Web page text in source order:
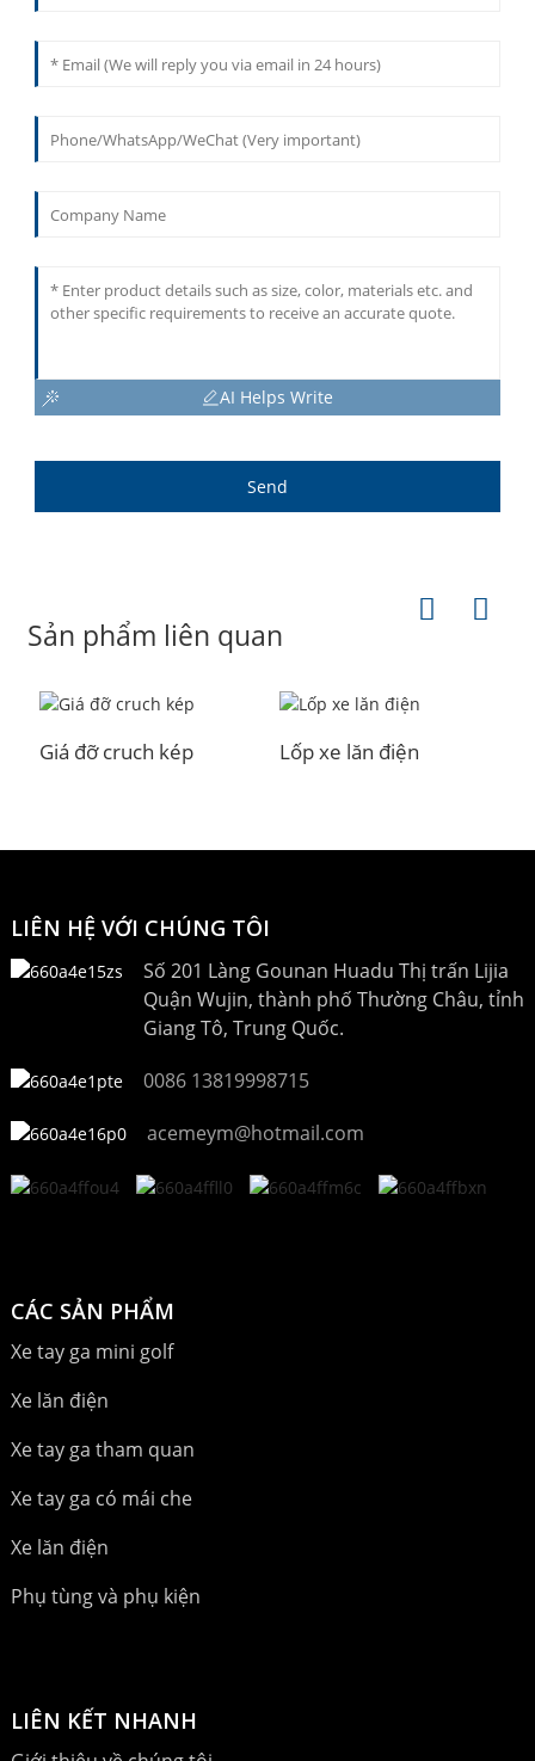
AI Helps Write
Send
Sản phẩm liên quan
Giá đỡ cruch kép Lốp xe lăn điện
LIÊN HỆ VỚI CHÚNG TÔI
Số 201 Làng Gounan Huadu Thị trấn Lijia
Quận Wujin, thành phố Thường Châu, tỉnh
Giang Tô, Trung Quốc.
0086 13819998715
acemeym@hotmail.com
CÁC SẢN PHẨM
Xe tay ga mini golf
Xe lăn điện
Xe tay ga tham quan
Xe tay ga có mái che
Xe lăn điện
Phụ tùng và phụ kiện
LIÊN KẾT NHANH